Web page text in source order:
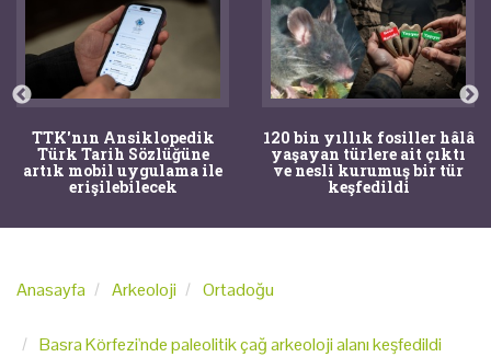
TTK'nın Ansiklopedik
Türk Tarih Sözlüğüne
artık mobil uygulama ile
erişilebilecek
120 bin yıllık fosiller hâlâ
yaşayan türlere ait çıktı
ve nesli kurumuş bir tür
keşfedildi
Anasayfa Arkeoloji Ortadoğu
Basra Körfezi'nde paleolitik çağ arkeoloji alanı keşfedildi